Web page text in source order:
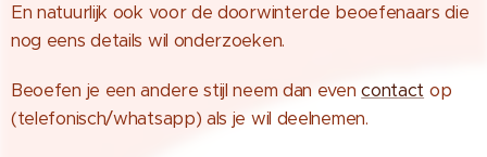
En natuurlijk ook voor de doorwinterde beoefenaars die
nog eens details wil onderzoeken.
Beoefen je een andere stijl neem dan evencontact op
(telefonisch/whatsapp) als je wil deelnemen.